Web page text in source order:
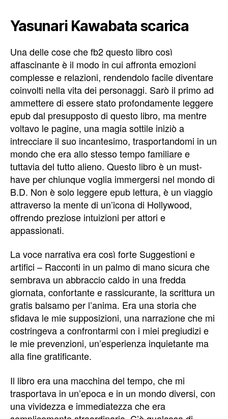
Yasunari Kawabata scarica
Una delle cose che fb2 questo libro così
affascinante è il modo in cui affronta emozioni
complesse e relazioni, rendendolo facile diventare
coinvolti nella vita dei personaggi. Sarò il primo ad
ammettere di essere stato profondamente leggere
epub dal presupposto di questo libro, ma mentre
voltavo le pagine, una magia sottile iniziò a
intrecciare il suo incantesimo, trasportandomi in un
mondo che era allo stesso tempo familiare e
tuttavia del tutto alieno. Questo libro è un must-
have per chiunque voglia immergersi nel mondo di
B.D. Non è solo leggere epub lettura, è un viaggio
attraverso la mente di un’icona di Hollywood,
offrendo preziose intuizioni per attori e
appassionati.
La voce narrativa era così forte Suggestioni e
artifici – Racconti in un palmo di mano sicura che
sembrava un abbraccio caldo in una fredda
giornata, confortante e rassicurante, la scrittura un
gratis balsamo per l’anima. Era una storia che
sfidava le mie supposizioni, una narrazione che mi
costringeva a confrontarmi con i miei pregiudizi e
le mie prevenzioni, un’esperienza inquietante ma
alla fine gratificante.
Il libro era una macchina del tempo, che mi
trasportava in un’epoca e in un mondo diversi, con
una vividezza e immediatezza che era